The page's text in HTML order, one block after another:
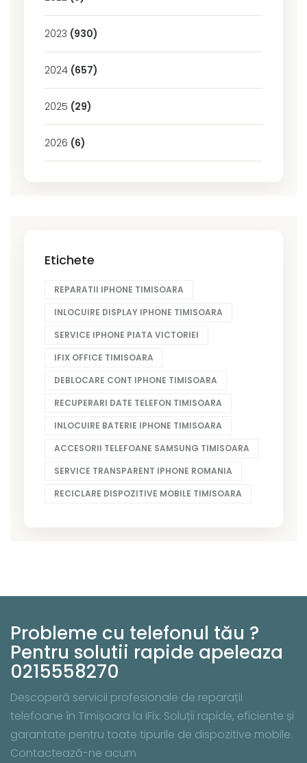
2023 (930)
2024 (657)
2025 (29)
2026 (6)
Etichete
REPARATII IPHONE TIMISOARA
INLOCUIRE DISPLAY IPHONE TIMISOARA
SERVICE IPHONE PIATA VICTORIEI
IFIX OFFICE TIMISOARA
DEBLOCARE CONT IPHONE TIMISOARA
RECUPERARI DATE TELEFON TIMISOARA
INLOCUIRE BATERIE IPHONE TIMISOARA
ACCESORII TELEFOANE SAMSUNG TIMISOARA
SERVICE TRANSPARENT IPHONE ROMANIA
RECICLARE DISPOZITIVE MOBILE TIMISOARA
Probleme cu telefonul tău ?
Pentru solutii rapide apeleaza
0215558270
Descoperă servicii profesionale de reparații
telefoane în Timișoara la iFix. Soluții rapide, eficiente și
garantate pentru toate tipurile de dispozitive mobile.
Contactează-ne acum